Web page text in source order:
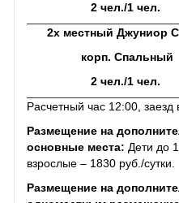
2 чел./1 чел.
2х местный Джуниор
корп. Спальный
2 чел./1 чел.
Расчетный час 12:00,
Размещение на
основные места: Дети до
взрослые – 1830 руб./сутки.
Размещение на